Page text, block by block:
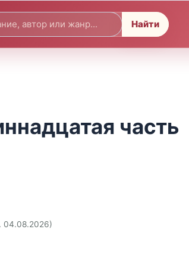
Найти
часть
04.08.2026)